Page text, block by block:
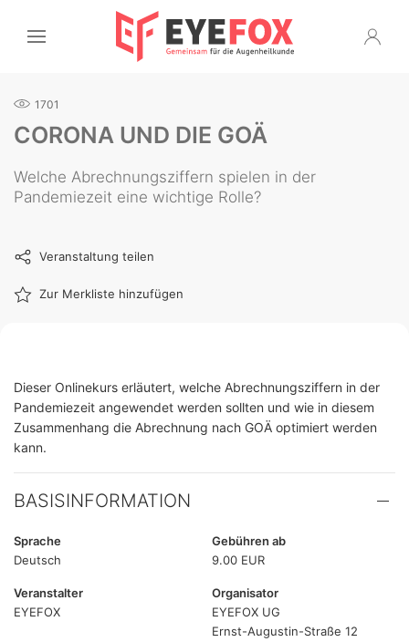
1701
CORONA UND DIE GOÄ
Welche Abrechnungsziffern spielen in der
Pandemiezeit eine wichtige Rolle?
Veranstaltung teilen
Zur Merkliste hinzufügen
Dieser Onlinekurs erläutert, welche Abrechnungsziffern in der
Pandemiezeit angewendet werden sollten und wie in diesem
Zusammenhang die Abrechnung nach GOÄ optimiert werden
kann.
BASISINFORMATION
Sprache
Deutsch
Gebühren ab
9.00 EUR
Veranstalter
EYEFOX
Organisator
EYEFOX UG
Ernst-Augustin-Straße 12